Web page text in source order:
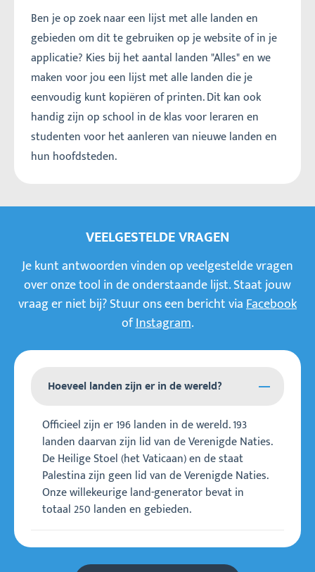
Ben je op zoek naar een lijst met alle landen en
gebieden om dit te gebruiken op je website of in je
applicatie? Kies bij het aantal landen "Alles" en we
maken voor jou een lijst met alle landen die je
eenvoudig kunt kopiëren of printen. Dit kan ook
handig zijn op school in de klas voor leraren en
studenten voor het aanleren van nieuwe landen en
hun hoofdsteden.
VEELGESTELDE VRAGEN
Je kunt antwoorden vinden op veelgestelde vragen
over onze tool in de onderstaande lijst. Staat jouw
vraag er niet bij? Stuur ons een bericht viaFacebook
ofInstagram.
Hoeveel landen zijn er in de wereld?
Officieel zijn er 196 landen in de wereld. 193
landen daarvan zijn lid van de Verenigde Naties.
De Heilige Stoel (het Vaticaan) en de staat
Palestina zijn geen lid van de Verenigde Naties.
Onze willekeurige land-generator bevat in
totaal 250 landen en gebieden.